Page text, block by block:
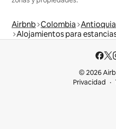
Airbnb Colombia Antioquia
Alojamientos para
© 2026
Privacidad